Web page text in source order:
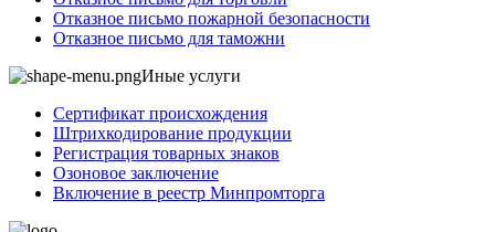
Отказное письмо пожарной безопасности
Отказное письмо для таможни
Иные услуги
Сертификат происхождения
Штрихкодирование продукции
Регистрация товарных знаков
Озоновое заключение
Включение в реестр Минпромторга